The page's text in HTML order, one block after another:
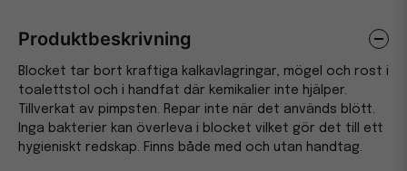
Produktbeskrivning
Blocket tar bort kraftiga kalkavlagringar, mögel och rost i
toalettstol och i handfat där kemikalier inte hjälper.
Tillverkat av pimpsten. Repar inte när det används blött.
Inga bakterier kan överleva i blocket vilket gör det till ett
hygieniskt redskap. Finns både med och utan handtag.